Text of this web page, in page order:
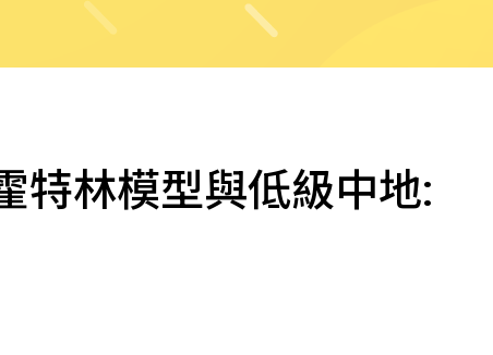
特林模型與低級中地: